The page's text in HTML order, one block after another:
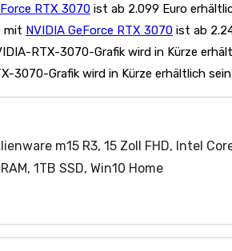
RTX 3070 ist ab 2.099 Euro
mit NVIDIA GeForce RTX 3070 ist ab
RTX-3070-Grafik wird in Kürze
3070-Grafik wird in Kürze erhältlich
m15 R3, 15 Zoll FHD, Intel
1TB SSD, Win10 Home